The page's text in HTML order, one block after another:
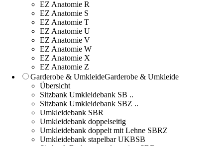
EZ Anatomie R
EZ Anatomie S
EZ Anatomie T
EZ Anatomie U
EZ Anatomie V
EZ Anatomie W
EZ Anatomie X
EZ Anatomie Z
Garderobe & UmkleideGarderobe & Umkleide
Übersicht
Sitzbank Umkleidebank SB ..
Sitzbank Umkleidebank SBZ ..
Umkleidebank SBR
Umkleidebank doppelseitig
Umkleidebank doppelt mit Lehne SBRZ
Umkleidebank stapelbar UKBSB